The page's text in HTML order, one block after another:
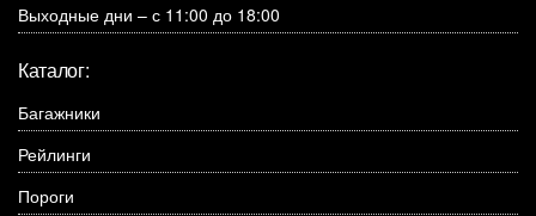
Выходные дни – с 11:00 до 18:00
Каталог:
Багажники
Рейлинги
Пороги